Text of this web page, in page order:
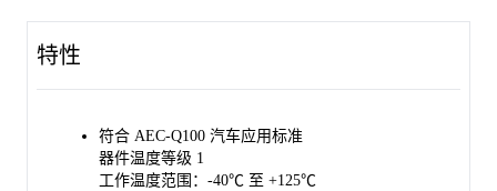
特性
符合 AEC-Q100 汽车应用标准
器件温度等级 1
工作温度范围：-40℃ 至 +125℃